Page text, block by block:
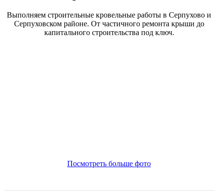
Выполняем строительные кровельные работы в Серпухово и
Серпуховском районе. От частичного ремонта крыши до
капитального строительства под ключ.
Посмотреть больше фото